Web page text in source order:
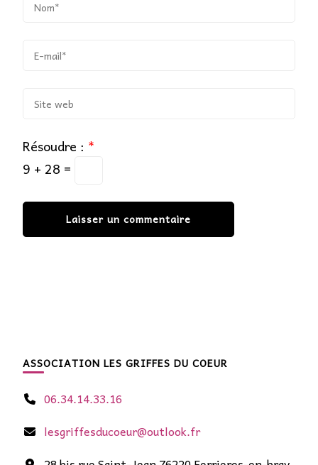
Résoudre : *
9 + 28 =
ASSOCIATION LES GRIFFES DU COEUR
06.34.14.33.16
lesgriffesducoeur@outlook.fr